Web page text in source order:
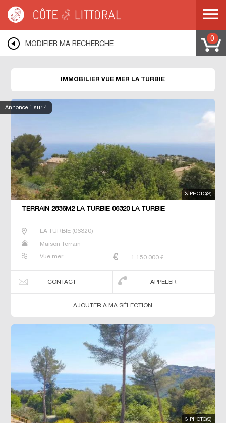
MODIFIER MA RECHERCHE
0
Annonce 1 sur 4
IMMOBILIER VUE MER LA TURBIE
3 PHOTO(S)
TERRAIN 2836M2 LA TURBIE 06320 LA TURBIE
LA TURBIE(06320)
Maison Terrain
Vue mer 1 150 000 €
CONTACT APPELER
AJOUTER A MA SÉLECTION
3 PHOTO(S)